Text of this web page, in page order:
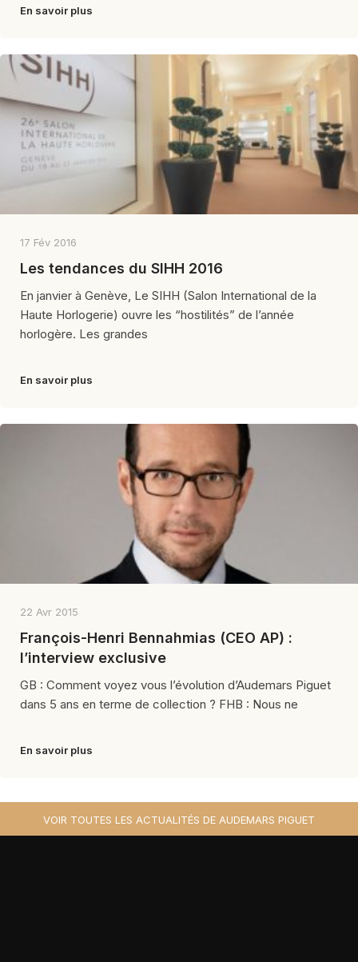
En savoir plus
17 Fév 2016
Les tendances du SIHH 2016
En janvier à Genève, Le SIHH (Salon International de la
Haute Horlogerie) ouvre les “hostilités” de l’année
horlogère. Les grandes
En savoir plus
22 Avr 2015
François-Henri Bennahmias (CEO AP) :
l’interview exclusive
GB : Comment voyez vous l’évolution d’Audemars Piguet
dans 5 ans en terme de collection ? FHB : Nous ne
En savoir plus
VOIR TOUTES LES ACTUALITÉS DE AUDEMARS PIGUET